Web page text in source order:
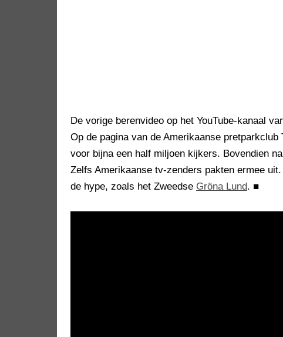
De vorige berenvideo op het YouTube-kanaal
Op de pagina van de Amerikaanse
voor bijna een half miljoen kijkers. Bovendien
Zelfs Amerikaanse tv-zenders pakten ermee
de hype, zoals het Zweedse Gröna Lund. ■